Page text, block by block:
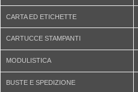
CARTA ED ETICHETTE
CARTUCCE STAMPANTI
MODULISTICA
BUSTE E SPEDIZIONE